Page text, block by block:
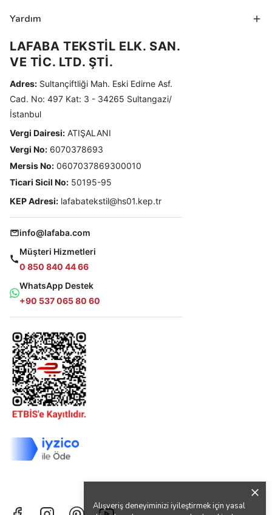
Alışveriş deneyiminizi iyileştirmek için yasal
Yardım
LAFABA TEKSTİL ELK. SAN.
VE TİC. LTD. ŞTİ.
Adres: Sultançiftliği Mah. Eski Edirne Asf.
Cad. No: 497 Kat: 3 - 34265 Sultangazi/
İstanbul
Vergi Dairesi: ATIŞALANI
Vergi No: 6070378693
Mersis No: 0607037869300010
Ticari Sicil No: 50195-95
KEP Adresi: lafabatekstil@hs01.kep.tr
info@lafaba.com
Müşteri Hizmetleri
0 850 840 44 66
WhatsApp Destek
+90 537 065 80 60